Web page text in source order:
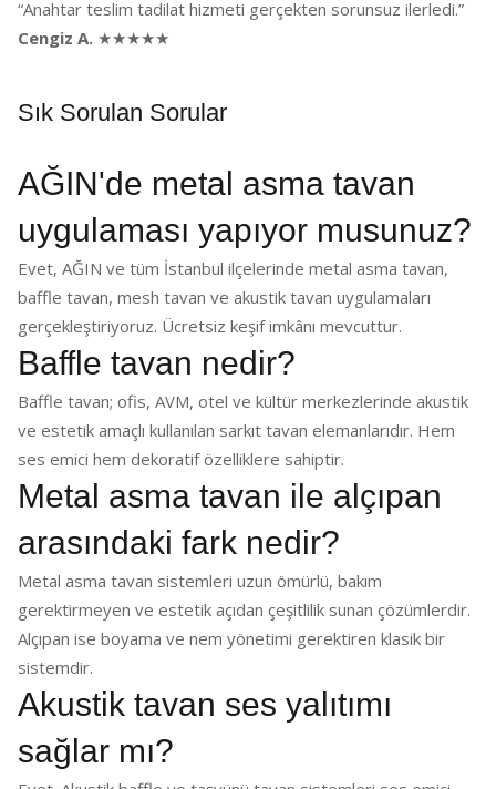
“Anahtar teslim tadilat hizmeti gerçekten sorunsuz ilerledi.”
Cengiz A. ★★★★★
Sık Sorulan Sorular
AĞIN'de metal asma tavan
uygulaması yapıyor musunuz?
Evet, AĞIN ve tüm İstanbul ilçelerinde metal asma tavan,
baffle tavan, mesh tavan ve akustik tavan uygulamaları
gerçekleştiriyoruz. Ücretsiz keşif imkânı mevcuttur.
Baffle tavan nedir?
Baffle tavan; ofis, AVM, otel ve kültür merkezlerinde akustik
ve estetik amaçlı kullanılan sarkıt tavan elemanlarıdır. Hem
ses emici hem dekoratif özelliklere sahiptir.
Metal asma tavan ile alçıpan
arasındaki fark nedir?
Metal asma tavan sistemleri uzun ömürlü, bakım
gerektirmeyen ve estetik açıdan çeşitlilik sunan çözümlerdir.
Alçıpan ise boyama ve nem yönetimi gerektiren klasik bir
sistemdir.
Akustik tavan ses yalıtımı
sağlar mı?